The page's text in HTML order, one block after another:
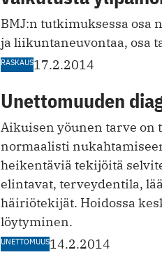
BMJ:n tutkimuksessa osa
ja liikuntaneuvontaa, osa
RASKAUS17.2.2014
Unettomuuden
Aikuisen yöunen tarve on
normaalisti
heikentäviä tekijöitä
elintavat, terveydentila,
häiriötekijät. Hoidossa
löytyminen.
UNETTOMUUS14.2.2014